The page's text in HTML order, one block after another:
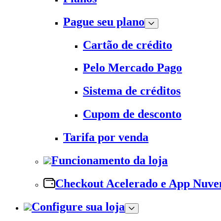
Pague seu plano
Cartão de crédito
Pelo Mercado Pago
Sistema de créditos
Cupom de desconto
Tarifa por venda
Funcionamento da loja
Checkout Acelerado e App
Configure sua loja